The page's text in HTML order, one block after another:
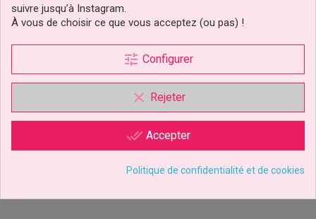
Sacs À Friandises Et
Gâteaux Day Of The Dead
-25%
Ajouter au panier
suivre jusqu’à Instagram.
À vous de choisir ce que vous acceptez (ou pas) !
tune Configurer
clear Rejeter
done_all Accepter
Politique de confidentialité et de cookies